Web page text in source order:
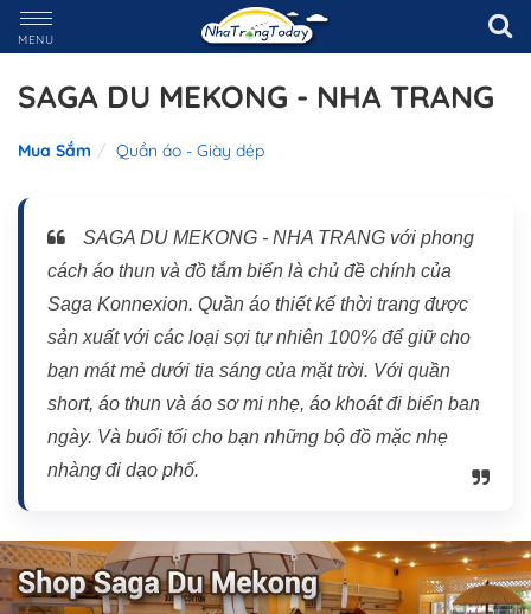
MENU
SAGA DU MEKONG - NHA TRANG
Mua Sắm Quần áo - Giày dép
SAGA DU MEKONG - NHA TRANG với phong
cách áo thun và đồ tắm biển là chủ đề chính của
Saga Konnexion. Quần áo thiết kế thời trang được
sản xuất với các loại sợi tự nhiên 100% để giữ cho
bạn mát mẻ dưới tia sáng của mặt trời. Với quần
short, áo thun và áo sơ mi nhẹ, áo khoát đi biển ban
ngày. Và buổi tối cho bạn những bộ đồ mặc nhẹ
nhàng đi dạo phố.